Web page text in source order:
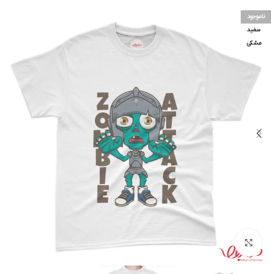
ناموجود
سفید
مشکی
بزرگنمایی تصویر